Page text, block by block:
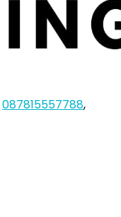
087815557788,